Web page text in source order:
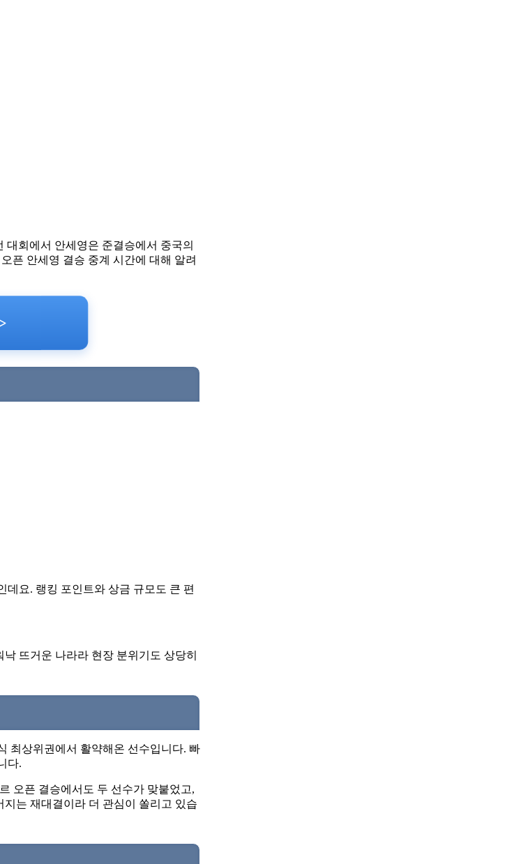
회에서 안세영은 준결승에서 중국의
픈 안세영 결승 중계 시간에 대해 알려
데요. 랭킹 포인트와 상금 규모도 큰 편
뜨거운 나라라 현장 분위기도 상당히
최상위권에서 활약해온 선수입니다. 빠
다.
오픈 결승에서도 두 선수가 맞붙었고,
는 재대결이라 더 관심이 쏠리고 있습